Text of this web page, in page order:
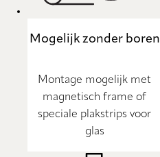
Mogelijk zonder boren
Montage mogelijk met
magnetisch frame of
speciale plakstrips voor
glas